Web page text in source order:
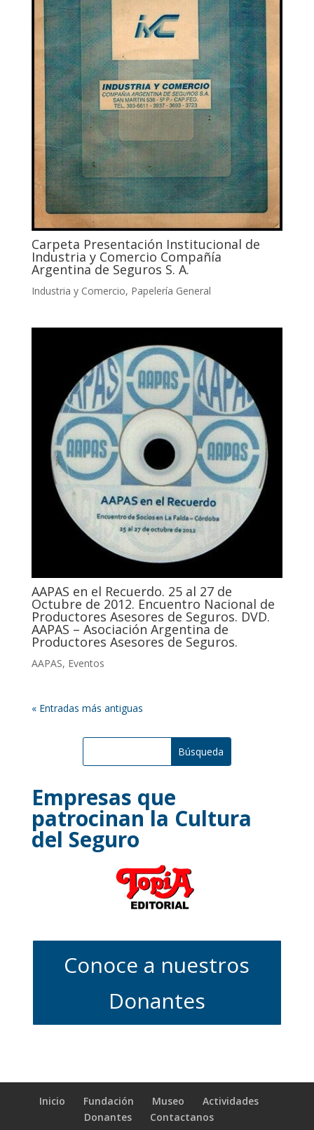
Carpeta Presentación Institucional de
Industria y Comercio Compañía
Argentina de Seguros S. A.
Industria y Comercio, Papelería General
AAPAS en el Recuerdo. 25 al 27 de
Octubre de 2012. Encuentro Nacional de
Productores Asesores de Seguros. DVD.
AAPAS – Asociación Argentina de
Productores Asesores de Seguros.
AAPAS, Eventos
« Entradas más antiguas
Empresas que
patrocinan la Cultura
del Seguro
Conoce a nuestros
Donantes
Inicio Fundación Museo
Actividades
Donantes
Contactanos